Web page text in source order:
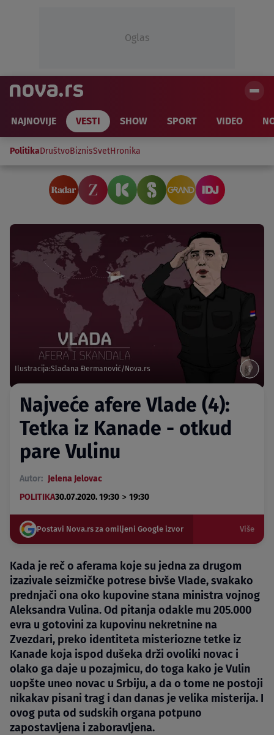
Oglas
NAJNOVIJE VESTI SHOW SPORT VIDEO
PolitikaDruštvoBiznisSvetHronika
Ilustracija:Slađana Đermanović/Nova.rs
Najveće afere Vlade (4):
Tetka iz Kanade - otkud
pare Vulinu
Autor: Jelena Jelovac
POLITIKA30.07.2020. 19:30 > 19:30
Postavi Nova.rs za omiljeni Google izvor Više
Kada je reč o aferama koje su jedna za drugom
izazivale seizmičke potrese bivše Vlade, svakako
prednjači ona oko kupovine stana ministra vojnog
Aleksandra Vulina. Od pitanja odakle mu 205.000
evra u gotovini za kupovinu nekretnine na
Zvezdari, preko identiteta misteriozne tetke iz
Kanade koja ispod dušeka drži ovoliki novac i
olako ga daje u pozajmicu, do toga kako je Vulin
uopšte uneo novac u Srbiju, a da o tome ne postoji
nikakav pisani trag i dan danas je velika misterija. I
ovog puta od sudskih organa potpuno
zapostavljena i zaboravljena.